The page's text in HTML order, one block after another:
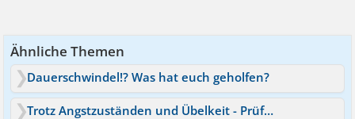
Ähnliche Themen
Dauerschwindel!? Was hat euch geholfen?
Trotz Angstzuständen und Übelkeit - Prüfung bestanden